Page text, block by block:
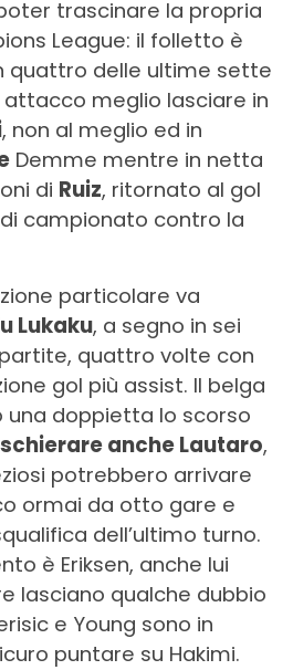
trascinare la propria
League: il folletto è
quattro delle ultime sette
meglio lasciare in
, non al meglio ed in
Demme mentre in netta
di Ruiz, ritornato al gol
campionato contro la
particolare va
Lukaku, a segno in sei
quattro volte con
gol più assist. Il belga
una doppietta lo scorso
anche Lautaro,
potrebbero arrivare
ormai da otto gare e
dell’ultimo turno.
è Eriksen, anche lui
lasciano qualche dubbio
e Young sono in
puntare su Hakimi.